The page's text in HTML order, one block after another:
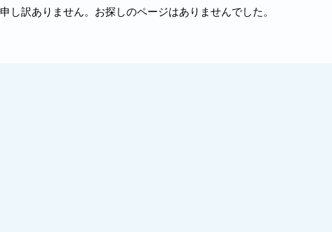
申し訳ありません。お探しのページはありませんでした。